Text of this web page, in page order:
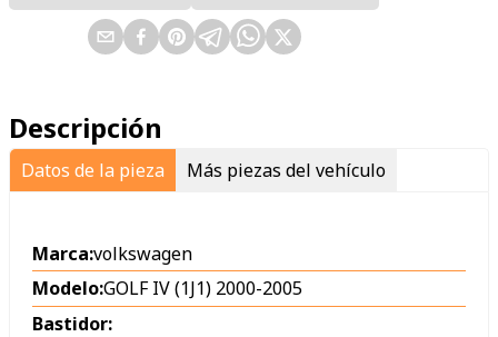
Descripción
Datos de la pieza Más piezas del vehículo
Marca:volkswagen
Modelo:GOLF IV (1J1) 2000-2005
Bastidor: